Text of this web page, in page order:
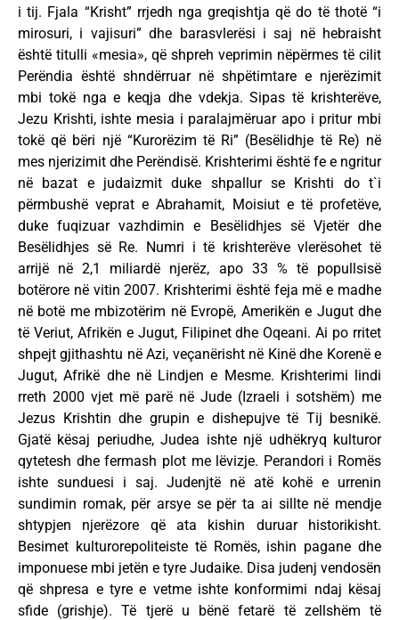
i tij. Fjala “Krisht” rrjedh nga greqishtja që do të thotë “i
mirosuri, i vajisuri” dhe barasvlerësi i saj në hebraisht
është titulli «mesia», që shpreh veprimin nëpërmes të cilit
Perëndia është shndërruar në shpëtimtare e njerëzimit
mbi tokë nga e keqja dhe vdekja. Sipas të krishterëve,
Jezu Krishti, ishte mesia i paralajmëruar apo i pritur mbi
tokë që bëri një “Kurorëzim të Ri” (Besëlidhje të Re) në
mes njerizimit dhe Perëndisë. Krishterimi është fe e ngritur
në bazat e judaizmit duke shpallur se Krishti do t`i
përmbushë veprat e Abrahamit, Moisiut e të profetëve,
duke fuqizuar vazhdimin e Besëlidhjes së Vjetër dhe
Besëlidhjes së Re. Numri i të krishterëve vlerësohet të
arrijë në 2,1 miliardë njerëz, apo 33 % të popullsisë
botërore në vitin 2007. Krishterimi është feja më e madhe
në botë me mbizotërim në Evropë, Amerikën e Jugut dhe
të Veriut, Afrikën e Jugut, Filipinet dhe Oqeani. Ai po rritet
shpejt gjithashtu në Azi, veçanërisht në Kinë dhe Korenë e
Jugut, Afrikë dhe në Lindjen e Mesme. Krishterimi lindi
rreth 2000 vjet më parë në Jude (Izraeli i sotshëm) me
Jezus Krishtin dhe grupin e dishepujve të Tij besnikë.
Gjatë kësaj periudhe, Judea ishte një udhëkryq kulturor
qytetesh dhe fermash plot me lëvizje. Perandori i Romës
ishte sunduesi i saj. Judenjtë në atë kohë e urrenin
sundimin romak, për arsye se për ta ai sillte në mendje
shtypjen njerëzore që ata kishin duruar historikisht.
Besimet kulturorepoliteiste të Romës, ishin pagane dhe
imponuese mbi jetën e tyre Judaike. Disa judenj vendosën
që shpresa e tyre e vetme ishte konformimi ndaj kësaj
sfide (grishje). Të tjerë u bënë fetarë të zellshëm të